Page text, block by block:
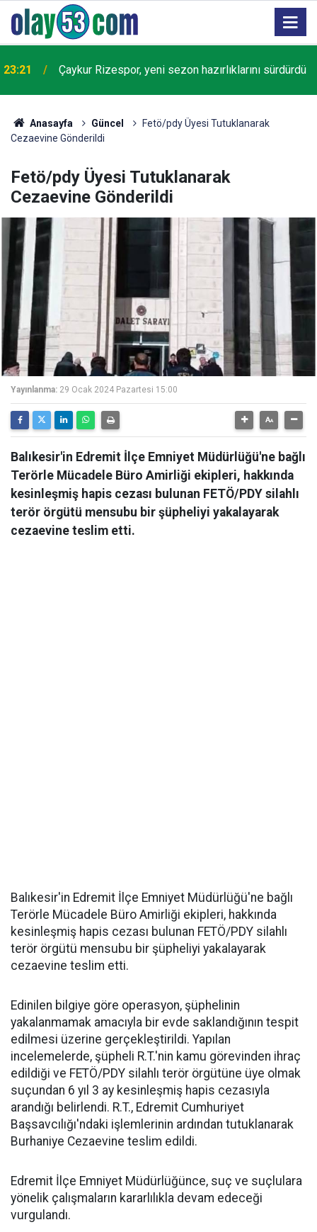
23:21 Çaykur Rizespor, yeni sezon hazırlıklarını sürdürdü
Anasayfa Güncel
Fetö/pdy Üyesi Tutuklanarak
Cezaevine Gönderildi
Fetö/pdy Üyesi Tutuklanarak
Cezaevine Gönderildi
Yayınlanma: 29 Ocak 2024 Pazartesi 15:00
Balıkesir'in Edremit İlçe Emniyet Müdürlüğü'ne bağlı
Terörle Mücadele Büro Amirliği ekipleri, hakkında
kesinleşmiş hapis cezası bulunan FETÖ/PDY silahlı
terör örgütü mensubu bir şüpheliyi yakalayarak
cezaevine teslim etti.
Balıkesir'in Edremit İlçe Emniyet Müdürlüğü'ne bağlı
Terörle Mücadele Büro Amirliği ekipleri, hakkında
kesinleşmiş hapis cezası bulunan FETÖ/PDY silahlı
terör örgütü mensubu bir şüpheliyi yakalayarak
cezaevine teslim etti.
Edinilen bilgiye göre operasyon, şüphelinin
yakalanmamak amacıyla bir evde saklandığının tespit
edilmesi üzerine gerçekleştirildi. Yapılan
incelemelerde, şüpheli R.T.'nin kamu görevinden ihraç
edildiği ve FETÖ/PDY silahlı terör örgütüne üye olmak
suçundan 6 yıl 3 ay kesinleşmiş hapis cezasıyla
arandığı belirlendi. R.T., Edremit Cumhuriyet
Başsavcılığı'ndaki işlemlerinin ardından tutuklanarak
Burhaniye Cezaevine teslim edildi.
Edremit İlçe Emniyet Müdürlüğünce, suç ve suçlulara
yönelik çalışmaların kararlılıkla devam edeceği
vurgulandı.